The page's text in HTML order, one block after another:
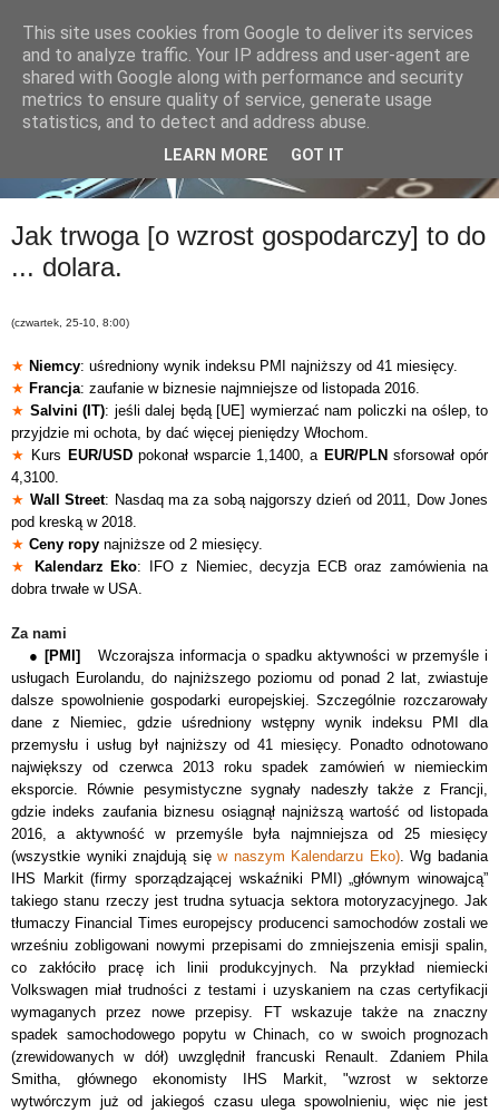
Jak trwoga [o wzrost gospodarczy] to do
... dolara.
(czwartek, 25-10, 8:00)
★ Niemcy: uśredniony wynik indeksu PMI najniższy od 41 miesięcy.
★ Francja: zaufanie w biznesie najmniejsze od listopada 2016.
★ Salvini (IT): jeśli dalej będą [UE] wymierzać nam policzki na oślep, to
przyjdzie mi ochota, by dać więcej pieniędzy Włochom.
★ Kurs EUR/USDpokonał wsparcie 1,1400, a EUR/PLNsforsował opór
4,3100.
★ Wall Street: Nasdaq ma za sobą najgorszy dzień od 2011, Dow Jones
pod kreską w 2018.
★ Ceny ropy najniższe od 2 miesięcy.
★
Kalendarz Eko: IFO z Niemiec, decyzja ECB oraz zamówienia na
dobra trwałe w USA.
Za nami
● [PMI] Wczorajsza informacja o spadku aktywności w przemyśle i
usługach Eurolandu, do najniższego poziomu od ponad 2 lat, zwiastuje
dalsze spowolnienie gospodarki europejskiej. Szczególnie rozczarowały
dane z Niemiec, gdzie uśredniony wstępny wynik indeksu PMI dla
przemysłu i usług był najniższy od 41 miesięcy. Ponadto odnotowano
największy od czerwca 2013 roku spadek zamówień w niemieckim
eksporcie. Równie pesymistyczne sygnały nadeszły także z Francji,
gdzie indeks zaufania biznesu osiągnął najniższą wartość od listopada
2016, a aktywność w przemyśle była najmniejsza od 25 miesięcy
(wszystkie wyniki znajdują sięw naszym Kalendarzu Eko).Wg badania
IHS Markit (firmy sporządzającej wskaźniki PMI)„głównym winowajcą”
takiego stanu rzeczy jest trudna sytuacja sektora motoryzacyjnego. Jak
tłumaczy Financial Times europejscy producenci samochodów zostali we
wrześniu zobligowani nowymi przepisami do zmniejszenia emisji spalin,
co zakłóciło pracę ich linii produkcyjnych. Na przykład niemiecki
Volkswagen miał trudności z testami i uzyskaniem na czas certyfikacji
wymaganych przez nowe przepisy. FT wskazuje także na znaczny
spadek samochodowego popytu w Chinach, co w swoich prognozach
(zrewidowanych w dół) uwzględnił francuski Renault. Zdaniem Phila
Smitha, głównego ekonomisty IHS Markit, "wzrost w sektorze
wytwórczym już od jakiegoś czasu ulega spowolnieniu, więc nie jest
This site uses cookies from Google to deliver its services
and to analyze traffic. Your IP address and user-agent are
shared with Google along with performance and security
metrics to ensure quality of service, generate usage
statistics, and to detect and address abuse.
LEARN MORE GOT IT